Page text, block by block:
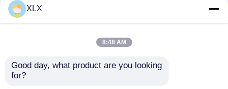
Continuer
XLX
8:48 AM
Good day, what product are you looking
for?